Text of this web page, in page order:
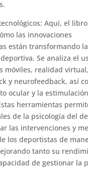
Aquí, el libro
las innovaciones
están transformando la
Se analiza el
móviles, realidad virtual,
y neurofeedback, así
ocular y la estimulación
herramientas
de la psicología del
las intervenciones y
los deportistas de
tanto su
de gestionar la